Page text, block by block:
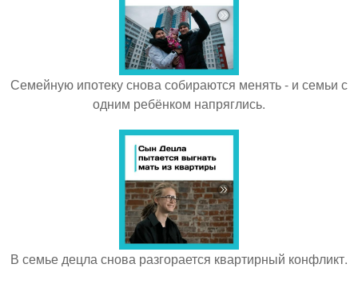
Семейную ипотеку снова собираются менять - и семьи с
одним ребёнком напряглись.
В семье децла снова разгорается квартирный конфликт.